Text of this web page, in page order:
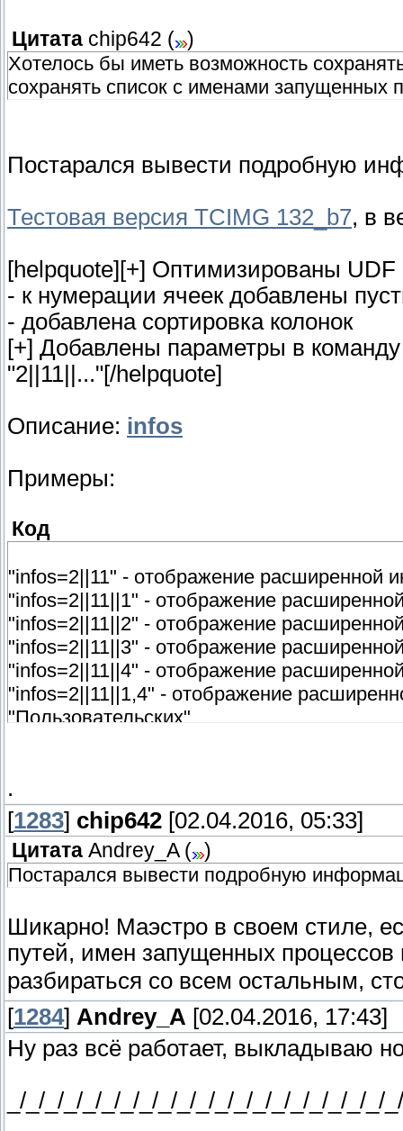
Цитата chip642 (
)
Хотелось бы иметь возможность
сохранять список с именами запущенных
Постарался вывести подробную
Тестовая версия TCIMG 132_b7, в
[helpquote][+] Оптимизированы
- к нумерации ячеек добавлены
- добавлена сортировка колонок
[+] Добавлены параметры в
"2||11||..."[/helpquote]
Описание: infos
Примеры:
Код
"infos=2||11" - отображение расширенной
"infos=2||11||1" - отображение
"infos=2||11||2" - отображение
"infos=2||11||3" - отображение
"infos=2||11||4" - отображение
"infos=2||11||1,4" - отображение
"Пользовательских"
заданных колонок
"infos=2||11||4||5" - отображение
запущенных программ
"infos=2||11||4||1,2,3,4||1" - отображение
"infos=2||11||4||1,2,3,4||-
информацией процессов, только
"infos=2||11||4||1,2,3,4||-
кодировке UTF-16 LE 1200 с
"infos=2||11||4||1,2,3,4||-
информацией процессов, только
"global infos=2||11||4||1,2,3,4||-
Process.txt в активной панели с
.
[1283] chip642 [02.04.2016, 05:33]
Цитата Andrey_A(
)
Постарался вывести подробную
Шикарно! Маэстро в своем стиле,
путей, имен запущенных процессов
разбираться со всем остальным,
[1284] Andrey_A [02.04.2016, 17:43]
Ну раз всё работает, выкладываю
_/_/_/_/_/_/_/_/_/_/_/_/_/_/_/_/_/_/_/